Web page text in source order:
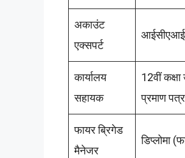
अकाउंट
एक्सपर्ट
आईसीएआई
कार्यालय
सहायक
12वीं
प्रमाण
फायर ब्रिगेड
मैनेजर
डिप्लोमा